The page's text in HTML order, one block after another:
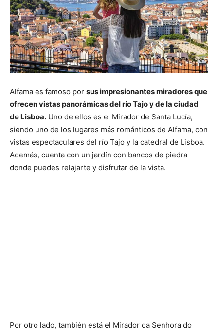
Alfama es famoso por sus impresionantes miradores que
ofrecen vistas panorámicas del río Tajo y de la ciudad
de Lisboa. Uno de ellos es el Mirador de Santa Lucía,
siendo uno de los lugares más románticos de Alfama, con
vistas espectaculares del río Tajo y la catedral de Lisboa.
Además, cuenta con un jardín con bancos de piedra
donde puedes relajarte y disfrutar de la vista.
Por otro lado, también está el Mirador da Senhora do